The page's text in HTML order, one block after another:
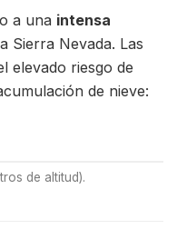
a una intensa
Sierra Nevada. Las
elevado riesgo de
de nieve:
de altitud).